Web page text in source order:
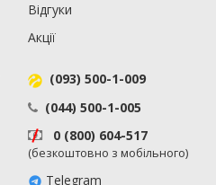
Відгуки
Акції
(093) 500-1-009
(044) 500-1-005
0 (800) 604-517
(безкоштовно з мобільного)
Telegram